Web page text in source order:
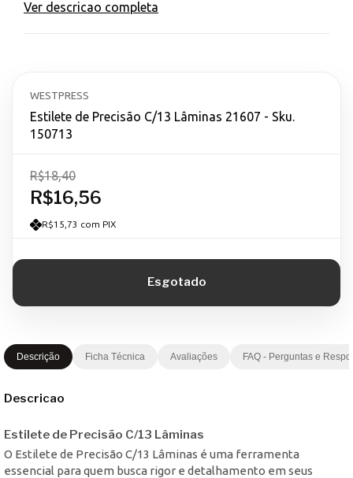
Ver descricao completa
WESTPRESS
Estilete de Precisão C/13 Lâminas 21607 - Sku.
150713
R$16,56
R$18,40
R$15,73 com PIX
Descrição Ficha Técnica Avaliações FAQ - Perguntas e
Descricao
Estilete de Precisão C/13 Lâminas
O Estilete de Precisão C/13 Lâminas é uma ferramenta
essencial para quem busca rigor e detalhamento em seus